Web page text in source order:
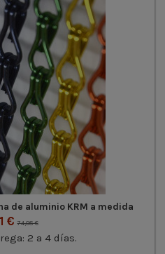
de aluminio KRM a medida
€74,08 €
2 a 4 días.